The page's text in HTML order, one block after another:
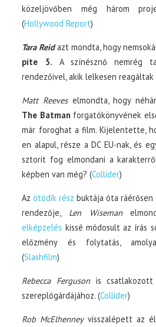
közeljövőben még három
(Hollywood Report)
Tara Reidazt mondta, hogy
pite 5. A színésznő nemrég
rendezőivel, akik lelkesen
Matt Reeveselmondta, hogy
The Batman forgatókönyvének
már foroghat a film. Kijelentette,
en alapul, része a DC EU-nak, és
sztorit fog elmondani a
képben van még? (Collider)
Azötödik rész buktája óta
rendezője, Len Wiseman
elképzelés kissé módosult az írás
előzmény és folytatás,
(Slashfilm)
Rebecca Fergusonis
szereplőgárdájához. (Collider)
Rob McElhenneyvisszalépett az